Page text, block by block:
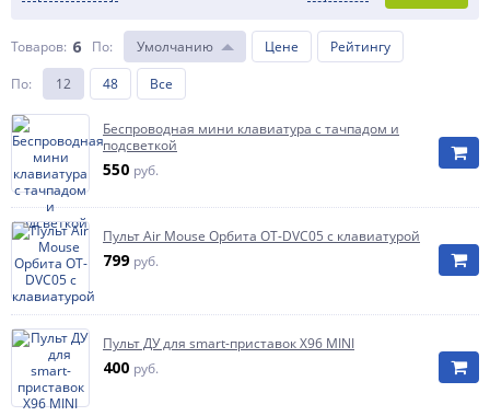
Товаров: 6 По: Умолчанию Цене
Рейтингу
По: 12 48 Все
Беспроводная мини клавиатура с тачпадом и
подсветкой
550 руб.
Пульт Air Mouse Орбита OT-DVC05 с клавиатурой
799 руб.
Пульт ДУ для smart-приставок X96 MINI
400 руб.